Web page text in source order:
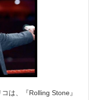
は、『Rolling Stone』